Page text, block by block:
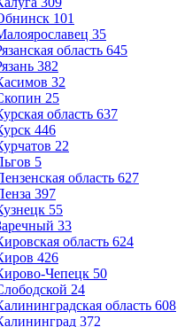
101
35
область 645
382
32
25
область 637
446
22
5
область 627
397
55
33
область 624
426
Чепецк 50
24
область 608
372